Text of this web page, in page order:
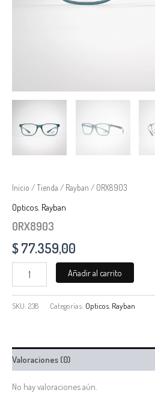
Inicio /Tienda / Rayban / 0RX8903
Opticos, Rayban
0RX8903
$77.359,00
Añadir al carrito
SKU: 238 Categorías: Opticos Rayban
Valoraciones (0)
No hay valoraciones aún.